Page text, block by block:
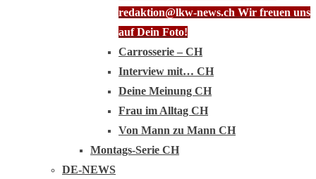
redaktion@lkw-news.ch Wir freuen uns
auf Dein Foto!
Carrosserie – CH
Interview mit… CH
Deine Meinung CH
Frau im Alltag CH
Von Mann zu Mann CH
Montags-Serie CH
DE-NEWS